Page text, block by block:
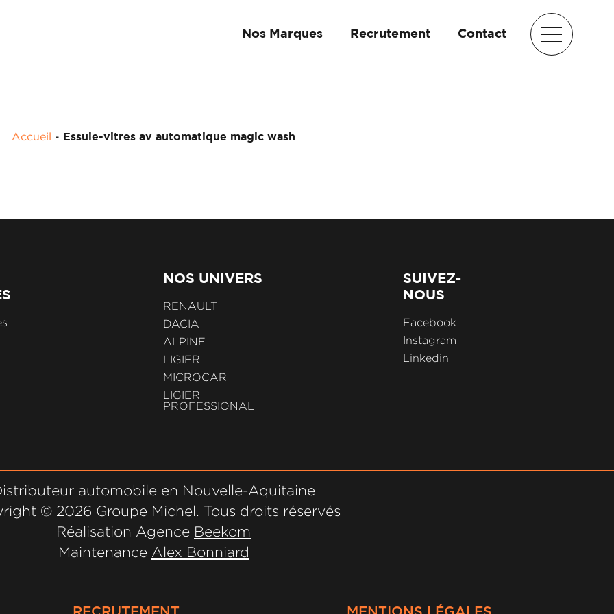
Nos Marques Recrutement Contact
Accueil - Essuie-vitres av automatique magic wash
NOS UNIVERS
RENAULT
DACIA
ALPINE
LIGIER
MICROCAR
LIGIER
PROFESSIONAL
SUIVEZ-
NOUS
Facebook
Instagram
Linkedin
automobile en Nouvelle-Aquitaine
© 2026 Groupe Michel. Tous droits réservés
Réalisation Agence Beekom
Maintenance Alex Bonniard